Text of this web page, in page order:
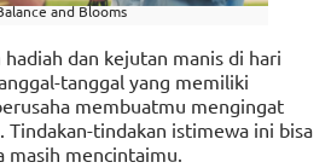
and Blooms
dan kejutan manis di hari
tanggal yang memiliki
membuatmu mengingat
Tindakan-tindakan istimewa ini bisa
masih mencintaimu.